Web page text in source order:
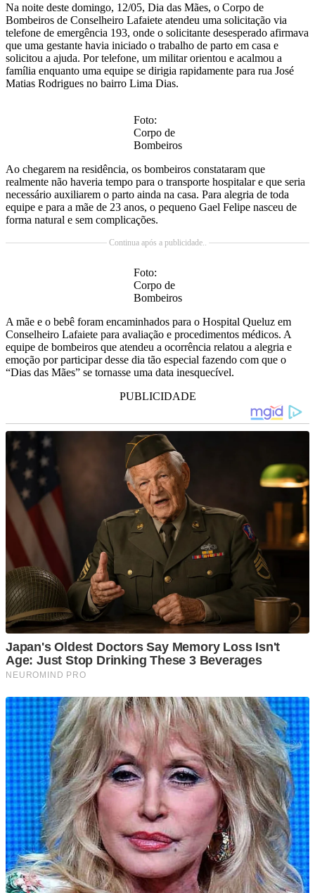
Na noite deste domingo, 12/05, Dia das Mães, o Corpo de
Bombeiros de Conselheiro Lafaiete atendeu uma solicitação via
telefone de emergência 193, onde o solicitante desesperado afirmava
que uma gestante havia iniciado o trabalho de parto em casa e
solicitou a ajuda. Por telefone, um militar orientou e acalmou a
família enquanto uma equipe se dirigia rapidamente para rua José
Matias Rodrigues no bairro Lima Dias.
Foto:
Corpo de
Bombeiros
Ao chegarem na residência, os bombeiros constataram que
realmente não haveria tempo para o transporte hospitalar e que seria
necessário auxiliarem o parto ainda na casa. Para alegria de toda
equipe e para a mãe de 23 anos, o pequeno Gael Felipe nasceu de
forma natural e sem complicações.
Continua após a publicidade..
Foto:
Corpo de
Bombeiros
A mãe e o bebê foram encaminhados para o Hospital Queluz em
Conselheiro Lafaiete para avaliação e procedimentos médicos. A
equipe de bombeiros que atendeu a ocorrência relatou a alegria e
emoção por participar desse dia tão especial fazendo com que o
“Dias das Mães” se tornasse uma data inesquecível.
PUBLICIDADE